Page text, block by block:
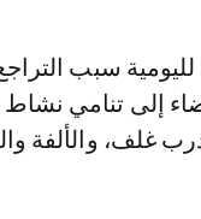
سبب
إلى تنامي
غلف، والألفة